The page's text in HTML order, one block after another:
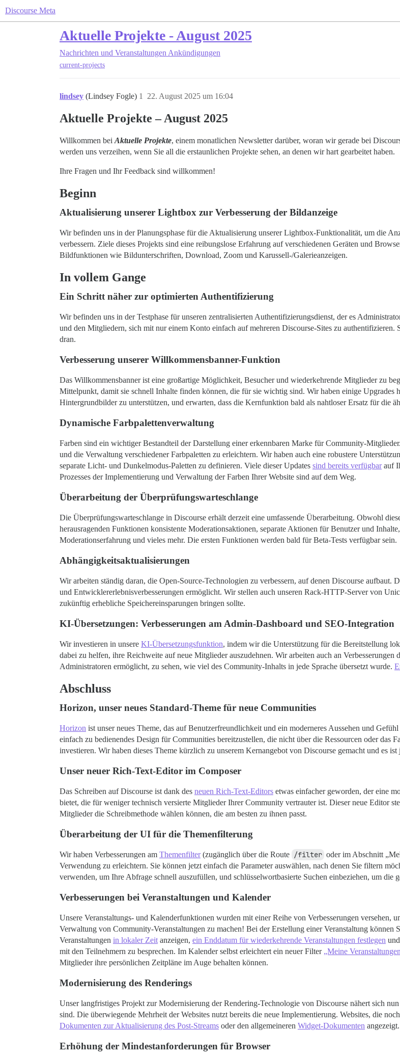
Discourse Meta
Aktuelle Projekte - August 2025
Nachrichten und Veranstaltungen Ankündigungen
current-projects
lindsey (Lindsey Fogle) 22. August 2025 um 16:04
1
Aktuelle Projekte – August 2025
Willkommen bei Aktuelle Projekte, einem monatlichen Newsletter darüber, woran wir gerade bei
werden uns verzeihen, wenn Sie all die erstaunlichen Projekte sehen, an denen wir hart gearbeitet haben.
Ihre Fragen und Ihr Feedback sind willkommen!
Beginn
Aktualisierung unserer Lightbox zur Verbesserung der Bildanzeige
Wir befinden uns in der Planungsphase für die Aktualisierung unserer Lightbox-Funktionalität, um die
verbessern. Ziele dieses Projekts sind eine reibungslose Erfahrung auf verschiedenen Geräten und
Bildfunktionen wie Bildunterschriften, Download, Zoom und Karussell-/Galerieanzeigen.
In vollem Gange
Ein Schritt näher zur optimierten Authentifizierung
Wir befinden uns in der Testphase für unseren zentralisierten Authentifizierungsdienst, der es
und den Mitgliedern, sich mit nur einem Konto einfach auf mehreren Discourse-Sites zu authentifizieren.
dran.
Verbesserung unserer Willkommensbanner-Funktion
Das Willkommensbanner ist eine großartige Möglichkeit, Besucher und wiederkehrende Mitglieder zu
Mittelpunkt, damit sie schnell Inhalte finden können, die für sie wichtig sind. Wir haben einige Upgrades
Hintergrundbilder zu unterstützen, und erwarten, dass die Kernfunktion bald als nahtloser Ersatz für die
Dynamische Farbpalettenverwaltung
Farben sind ein wichtiger Bestandteil der Darstellung einer erkennbaren Marke für Community-
und die Verwaltung verschiedener Farbpaletten zu erleichtern. Wir haben auch eine robustere
separate Licht- und Dunkelmodus-Paletten zu definieren. Viele dieser Updates sind bereits verfügbarauf
Prozesses der Implementierung und Verwaltung der Farben Ihrer Website sind auf dem Weg.
Überarbeitung der Überprüfungswarteschlange
Die Überprüfungswarteschlange in Discourse erhält derzeit eine umfassende Überarbeitung. Obwohl
herausragenden Funktionen konsistente Moderationsaktionen, separate Aktionen für Benutzer und
Moderationserfahrung und vieles mehr. Die ersten Funktionen werden bald für Beta-Tests verfügbar sein.
Abhängigkeitsaktualisierungen
Wir arbeiten ständig daran, die Open-Source-Technologien zu verbessern, auf denen Discourse
und Entwicklererlebnisverbesserungen ermöglicht. Wir stellen auch unseren Rack-HTTP-Server von
zukünftig erhebliche Speichereinsparungen bringen sollte.
KI-Übersetzungen: Verbesserungen am Admin-Dashboard und SEO-Integration
Wir investieren in unsere KI-Übersetzungsfunktion, indem wir die Unterstützung für die Bereitstellung
dabei zu helfen, ihre Reichweite auf neue Mitglieder auszudehnen. Wir arbeiten auch an Verbesserungen
Administratoren ermöglicht, zu sehen, wie viel des Community-Inhalts in jede Sprache übersetzt wurde.
Abschluss
Horizon, unser neues Standard-Theme für neue Communities
Horizon ist unser neues Theme, das auf Benutzerfreundlichkeit und ein moderneres Aussehen und
einfach zu bedienendes Design für Communities bereitzustellen, die nicht über die Ressourcen oder das
investieren. Wir haben dieses Theme kürzlich zu unserem Kernangebot von Discourse gemacht und es
Unser neuer Rich-Text-Editor im Composer
Das Schreiben auf Discourse ist dank des neuen Rich-Text-Editors etwas einfacher geworden, der eine
bietet, die für weniger technisch versierte Mitglieder Ihrer Community vertrauter ist. Dieser neue Editor
Mitglieder die Schreibmethode wählen können, die am besten zu ihnen passt.
Überarbeitung der UI für die Themenfilterung
Wir haben Verbesserungen am Themenfilter(zugänglich über die Route /filter oder im Abschnitt
Verwendung zu erleichtern. Sie können jetzt einfach die Parameter auswählen, nach denen Sie filtern
verwenden, um Ihre Abfrage schnell auszufüllen, und schlüsselwortbasierte Suchen einbeziehen, um die
Verbesserungen bei Veranstaltungen und Kalender
Unsere Veranstaltungs- und Kalenderfunktionen wurden mit einer Reihe von Verbesserungen versehen,
Verwaltung von Community-Veranstaltungen zu machen! Bei der Erstellung einer Veranstaltung können
Veranstaltungen in lokaler Zeit anzeigen, ein Enddatum für wiederkehrende Veranstaltungen festlegen und
mit den Teilnehmern zu besprechen. Im Kalender selbst erleichtert ein neuer Filter „Meine
Mitglieder ihre persönlichen Zeitpläne im Auge behalten können.
Modernisierung des Renderings
Unser langfristiges Projekt zur Modernisierung der Rendering-Technologie von Discourse nähert sich
sind. Die überwiegende Mehrheit der Websites nutzt bereits die neue Implementierung. Websites, die
Dokumenten zur Aktualisierung des Post-Streams oder den allgemeineren Widget-Dokumenten angezeigt.
Erhöhung der Mindestanforderungen für Browser